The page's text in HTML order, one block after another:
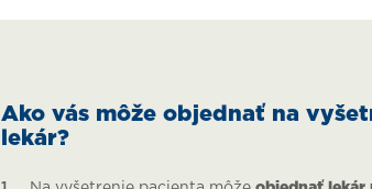
Ako vás môže objednať na
lekár?